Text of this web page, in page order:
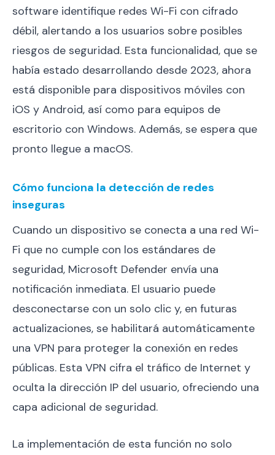
software identifique redes Wi-Fi con cifrado
débil, alertando a los usuarios sobre posibles
riesgos de seguridad. Esta funcionalidad, que se
había estado desarrollando desde 2023, ahora
está disponible para dispositivos móviles con
iOS y Android, así como para equipos de
escritorio con Windows. Además, se espera que
pronto llegue a macOS.
Cómo funciona la detección de redes
inseguras
Cuando un dispositivo se conecta a una red Wi-
Fi que no cumple con los estándares de
seguridad, Microsoft Defender envía una
notificación inmediata. El usuario puede
desconectarse con un solo clic y, en futuras
actualizaciones, se habilitará automáticamente
una VPN para proteger la conexión en redes
públicas. Esta VPN cifra el tráfico de Internet y
oculta la dirección IP del usuario, ofreciendo una
capa adicional de seguridad.
La implementación de esta función no solo